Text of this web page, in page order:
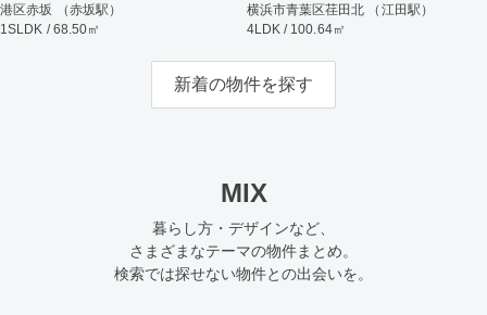
港区赤坂 （赤坂駅）
1SLDK / 68.50㎡
横浜市青葉区荏田北 （江田駅）
4LDK / 100.64㎡
新着の物件を探す
MIX
暮らし方・デザインなど、
さまざまなテーマの物件まとめ。
検索では探せない物件との出会いを。